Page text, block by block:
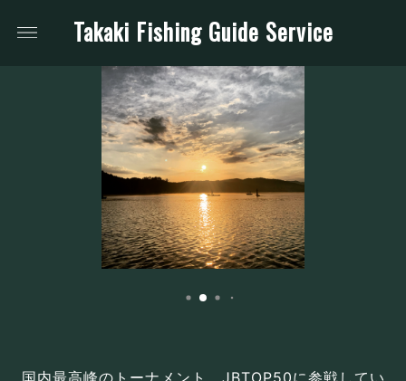
Takaki Fishing Guide Service
国内最高峰のトーナメント、JBTOP50に参戦してい